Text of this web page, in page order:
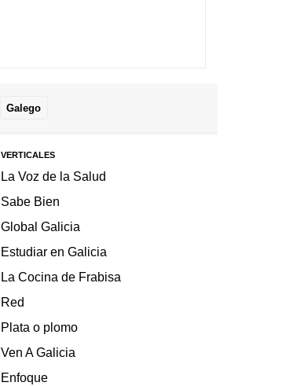
Galego
VERTICALES
La Voz de la Salud
Sabe Bien
Global Galicia
Estudiar en Galicia
La Cocina de Frabisa
Red
Plata o plomo
Ven A Galicia
Enfoque